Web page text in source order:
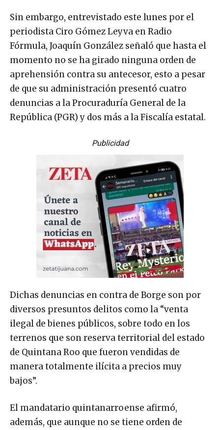
Sin embargo, entrevistado este lunes por el
periodista Ciro Gómez Leyva en Radio
Fórmula, Joaquín González señaló que hasta el
momento no se ha girado ninguna orden de
aprehensión contra su antecesor, esto a pesar
de que su administración presentó cuatro
denuncias a la Procuraduría General de la
República (PGR) y dos más a la Fiscalía estatal.
Publicidad
Dichas denuncias en contra de Borge son por
diversos presuntos delitos como la “venta
ilegal de bienes públicos, sobre todo en los
terrenos que son reserva territorial del estado
de Quintana Roo que fueron vendidas de
manera totalmente ilícita a precios muy
bajos”.
El mandatario quintanarroense afirmó,
además, que aunque no se tiene orden de